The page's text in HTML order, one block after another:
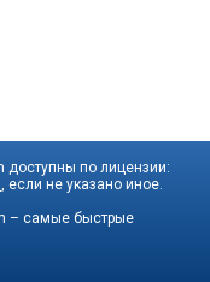
доступны по лицензии:
, если не указано иное.
– самые быстрые